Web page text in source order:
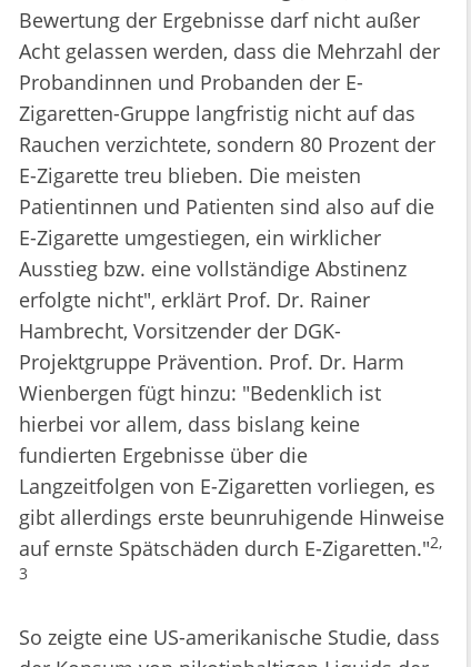
Bewertung der Ergebnisse darf nicht außer
Acht gelassen werden, dass die Mehrzahl der
Probandinnen und Probanden der E-
Zigaretten-Gruppe langfristig nicht auf das
Rauchen verzichtete, sondern 80 Prozent der
E-Zigarette treu blieben. Die meisten
Patientinnen und Patienten sind also auf die
E-Zigarette umgestiegen, ein wirklicher
Ausstieg bzw. eine vollständige Abstinenz
erfolgte nicht", erklärt Prof. Dr. Rainer
Hambrecht, Vorsitzender der DGK-
Projektgruppe Prävention. Prof. Dr. Harm
Wienbergen fügt hinzu: "Bedenklich ist
hierbei vor allem, dass bislang keine
fundierten Ergebnisse über die
Langzeitfolgen von E-Zigaretten vorliegen, es
gibt allerdings erste beunruhigende Hinweise
auf ernste Spätschäden durch E-Zigaretten."2,
3
So zeigte eine US-amerikanische Studie, dass